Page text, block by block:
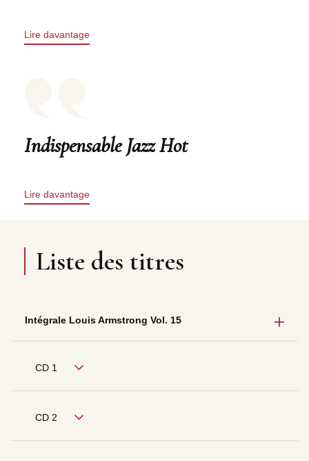
Lire davantage
Indispensable Jazz Hot
Lire davantage
Liste des titres
Intégrale Louis Armstrong Vol. 15
CD 1
CD 2